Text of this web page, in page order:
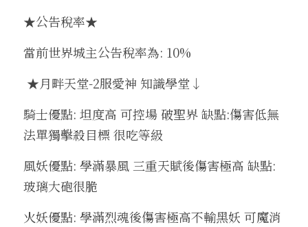
★公告稅率★
當前世界城主公告稅率為: 10%
★月畔天堂-2服愛神 知識學堂↓
騎士優點: 坦度高 可控場 破聖界 缺點:傷害低無
法單獨擊殺目標 很吃等級
風妖優點: 學滿暴風 三重天賦後傷害極高 缺點:
玻璃大砲很脆
火妖優點: 學滿烈魂後傷害極高不輸黑妖 可魔消